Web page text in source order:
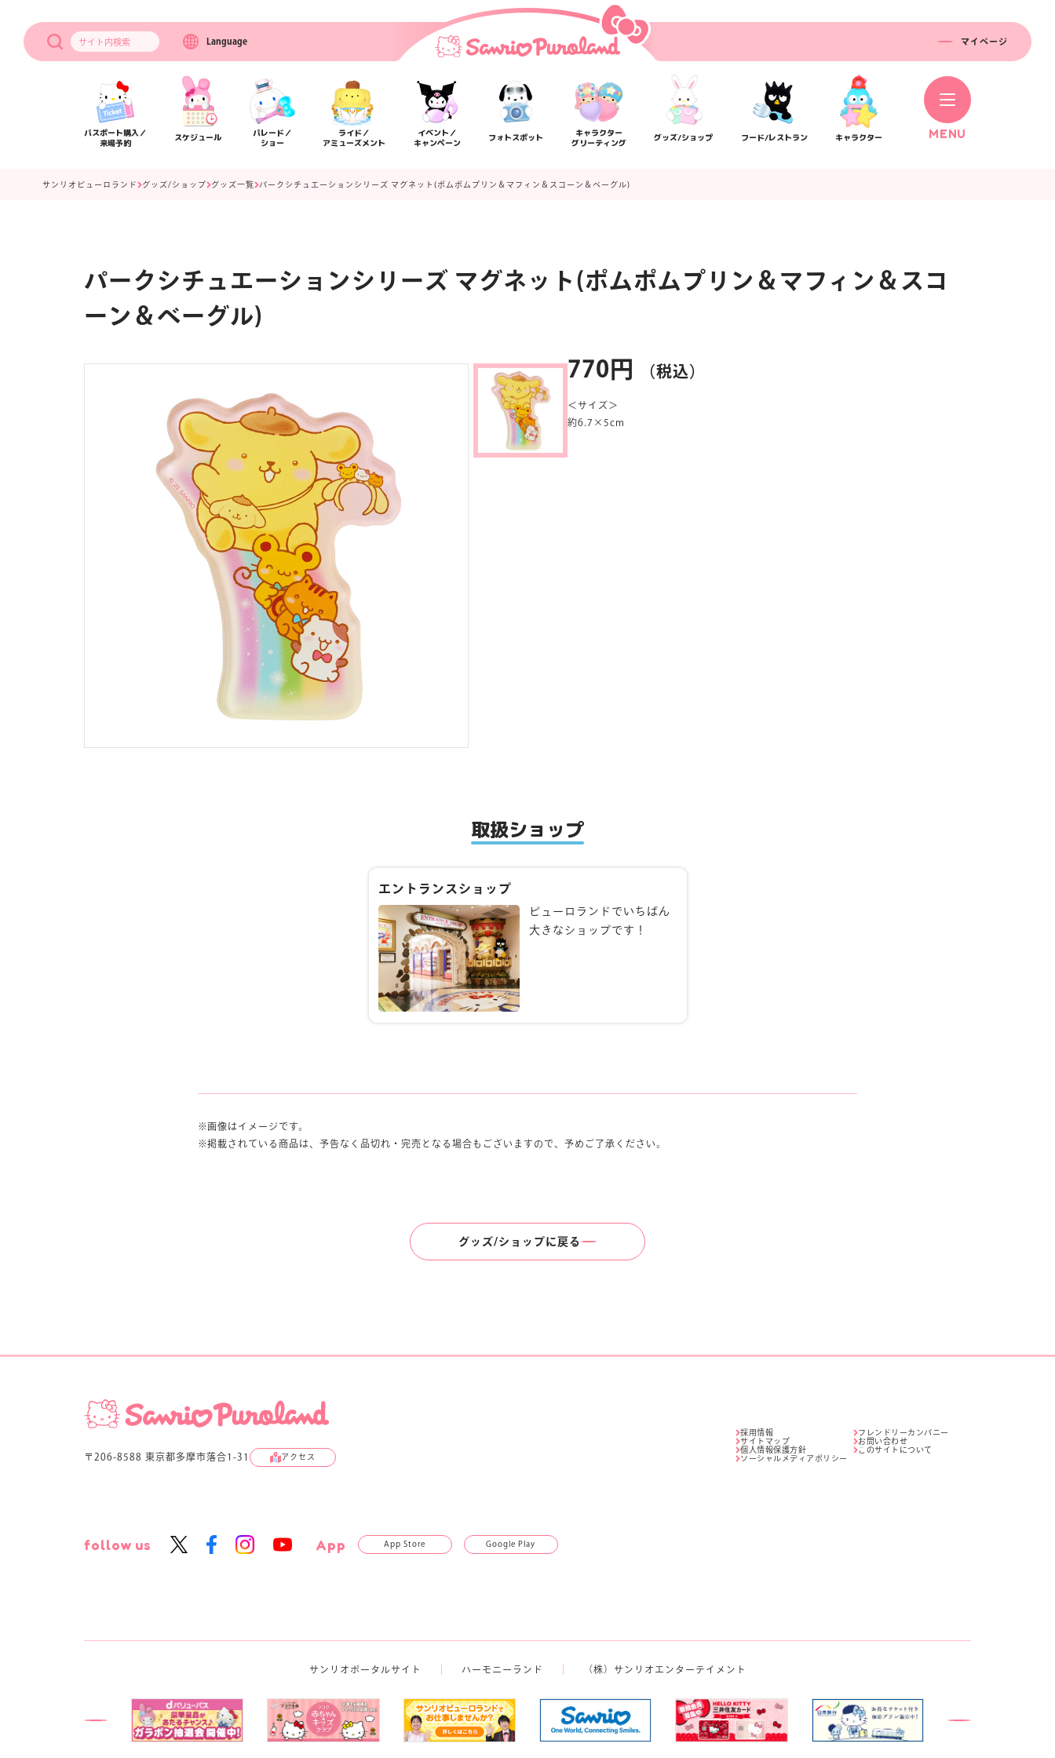
サイト内検索 Language マイページ
MENU
パスポート購入／
来場予約
スケジュール
パレード／
ショー
ライド／
アミューズメント
イベント／
キャンペーン
フォトスポット
キャラクター
グリーティング
グッズ/ショップ フード/レストラン キャラクター
アクセス フロアマップ
サンリオピューロランド グッズ/ショップ グッズ一覧 パークシチュエーションシリーズ マグネット(ポムポムプリン＆マフィン＆スコーン＆ベーグル)
パークシチュエーションシリーズ マグネット(ポムポムプリン＆マフィン＆スコ
ーン＆ベーグル)
770円 （税込）
＜サイズ＞
約6.7×5cm
取扱ショップ
エントランスショップ
ピューロランドでいちばん
大きなショップです！
画像はイメージです。
掲載されている商品は、予告なく品切れ・完売となる場合もございますので、予めご了承ください。
グッズ/ショップに戻る
〒206-8588 東京都多摩市落合1-31 アクセス
follow us App App Store Google Play
採用情報
フレンドリーカンパニー
サイトマップ
お問い合わせ
個人情報保護方針
このサイトについて
ソーシャルメディアポリシー
サンリオポータルサイト ハーモニーランド （株）サンリオエンターテイメント